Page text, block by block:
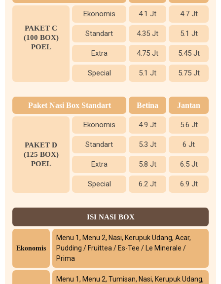
PAKET C
(100 BOX)
POEL
Ekonomis 4.1 Jt 4.7 Jt
Standart 4.35 Jt 5.1 Jt
Extra 4.75 Jt 5.45 Jt
Special 5.1 Jt 5.75 Jt
Paket Nasi Box Standart Betina Jantan
PAKET D
(125 BOX)
POEL
Ekonomis 4.9 Jt 5.6 Jt
Standart 5.3 Jt 6 Jt
Extra 5.8 Jt 6.5 Jt
Special 6.2 Jt 6.9 Jt
ISI NASI BOX
Ekonomis
Menu 1, Menu 2, Nasi, Kerupuk Udang, Acar,
Pudding / Fruittea / Es-Tee / Le Minerale /
Prima
Menu 1, Menu 2, Tumisan, Nasi, Kerupuk Udang,